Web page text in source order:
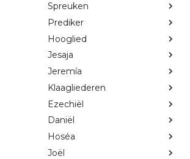
Spreuken
Prediker
Hooglied
Jesaja
Jeremía
Klaagliederen
Ezechiël
Daniël
Hoséa
Joël